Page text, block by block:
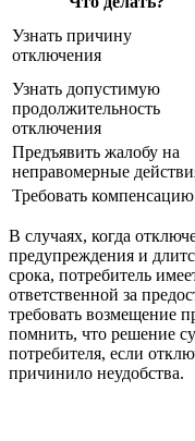
Узнать причину
отключения
Узнать допустимую
продолжительность
отключения
Предъявить жалобу на
неправомерные
Требовать компенсацию
В случаях, когда
предупреждения и
срока, потребитель
ответственной за
требовать возмещение
помнить, что решение
потребителя, если
причинило неудобства.